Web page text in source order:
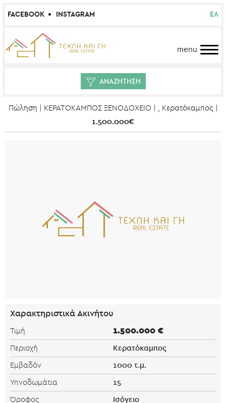
FACEBOOK INSTAGRAM ΕΛ
menu
ΑΝΑΖΗΤΗΣΗ
Πώληση | ΚΕΡΑΤΟΚΑΜΠΟΣ ΞΕΝΟΔΟΧΕΙΟ | , Κερατόκαμπος |
1.500.000€
Χαρακτηριστικά Ακινήτου
Τιμή 1.500.000 €
Περιοχή Κερατόκαμπος
Εμβαδόν 1000 τ.μ.
Υπνοδωμάτια 15
Όροφος Ισόγειο